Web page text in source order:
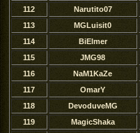
112
Narutito07
113
MGLuisit0
114
BiElmer
115
JMG98
116
NaM1KaZe
117
OmarY
118
DevoduveMG
119
MagicShaka